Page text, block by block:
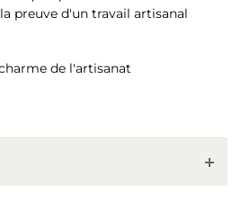
preuve d'un travail artisanal
de l'artisanat